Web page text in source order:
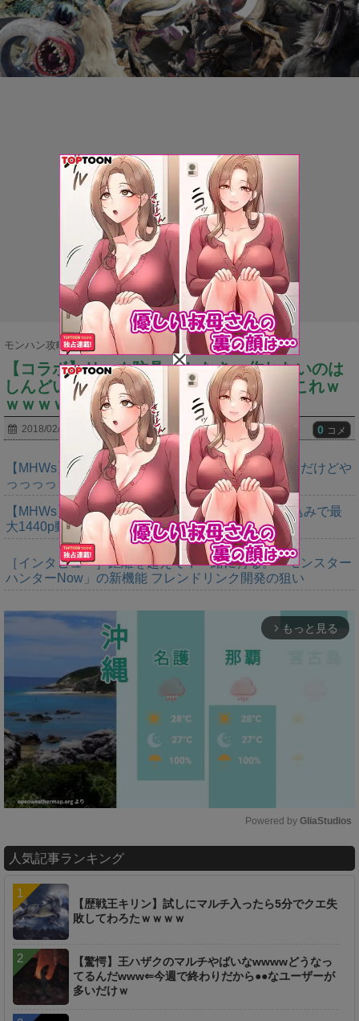
モンハン攻略まとめ隊 > ネタ・雑談
【コラボ】リュウ防具●●しなきゃ作れないのは
しんどいぞ…⇒リュウ装備弱すぎでしょこれｗ
ｗｗｗｗ
2018/02/16 0 コメ
【MHWs】ゴールドエディションの値段今知ったんだけどや
っっっっっっすwwwww
【MHWs】「Switch2版モンハンワイルズはDLSS込みで最
大1440p動作」
［インタビュー］距離を超えて，一緒に狩る。「モンスター
ハンターNow」の新機能 フレンドリンク開発の狙い
arrow_forward_ios もっと見る
u
e
Powered by GliaStudios
人気記事ランキング
【歴戦王キリン】試しにマルチ入ったら5分でクエ失
敗してわろたｗｗｗｗ
【驚愕】王ハザクのマルチやばいなwwwwどうなっ
てるんだwww⇐今週で終わりだから●●なユーザーが
多いだけｗ